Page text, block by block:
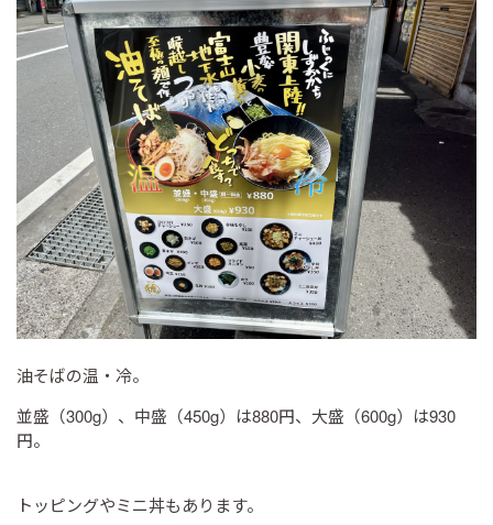
油そばの温・冷。
並盛（300g）、中盛（450g）は880円、大盛（600g）は930
円。
トッピングやミニ丼もあります。